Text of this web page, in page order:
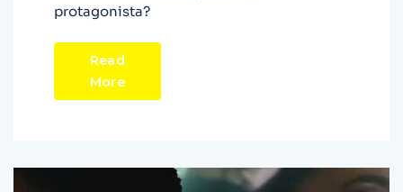
protagonista?
Read
More